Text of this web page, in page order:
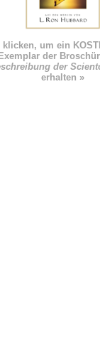
klicken, um ein
Exemplar der
der
erhalten »